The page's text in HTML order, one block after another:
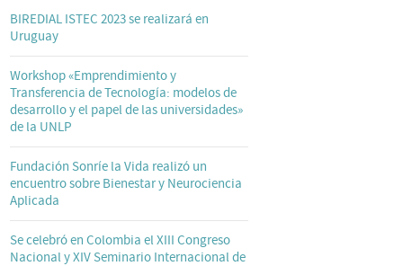
BIREDIAL ISTEC 2023 se realizará en
Uruguay
Workshop «Emprendimiento y
Transferencia de Tecnología: modelos de
desarrollo y el papel de las universidades»
de la UNLP
Fundación Sonríe la Vida realizó un
encuentro sobre Bienestar y Neurociencia
Aplicada
Se celebró en Colombia el XIII Congreso
Nacional y XIV Seminario Internacional de